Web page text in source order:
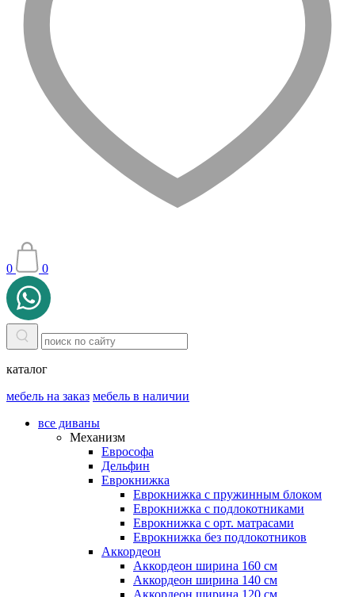
0 0
каталог
мебель на заказ мебель в наличии
все диваны
Механизм
Еврософа
Дельфин
Еврокнижка
Еврокнижка с пружинным блоком
Еврокнижка с подлокотниками
Еврокнижка с орт. матрасами
Еврокнижка без подлокотников
Аккордеон
Аккордеон ширина 160 см
Аккордеон ширина 140 см